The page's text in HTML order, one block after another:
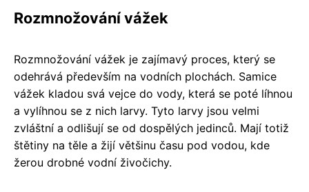
Rozmnožování vážek
Rozmnožování vážek je zajímavý proces, který se
odehrává především na vodních plochách. Samice
vážek kladou svá vejce do vody, která se poté líhnou
a vylíhnou se z nich larvy. Tyto larvy jsou velmi
zvláštní a odlišují se od dospělých jedinců. Mají totiž
štětiny na těle a žijí většinu času pod vodou, kde
žerou drobné vodní živočichy.